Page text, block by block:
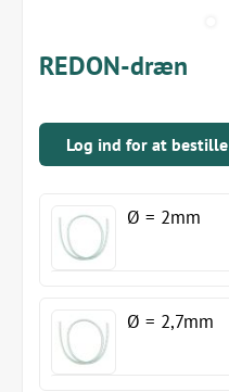
REDON-dræn
Log ind for at bestille
Ø = 2mm
Ø = 2,7mm